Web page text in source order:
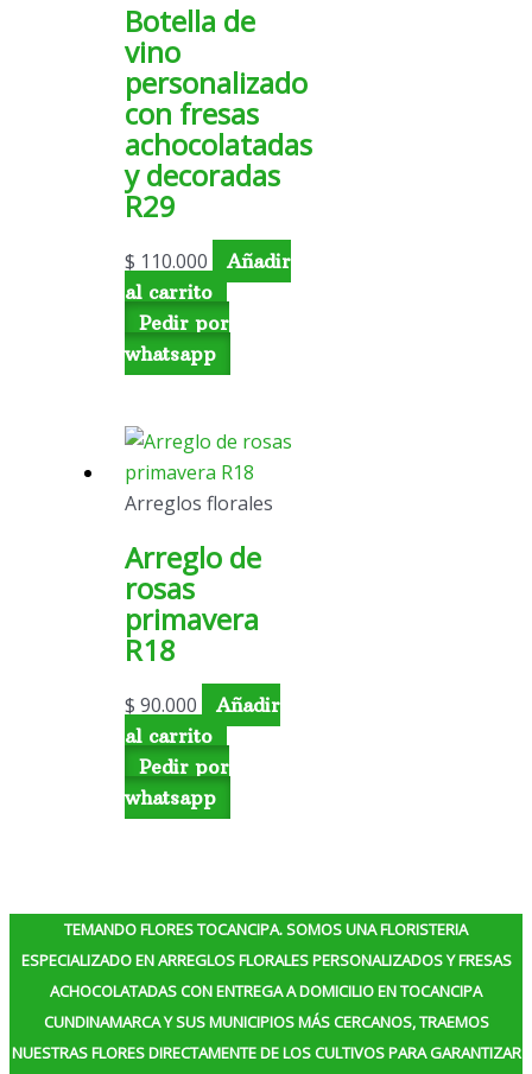
Botella de
vino
personalizado
con fresas
achocolatadas
y decoradas
R29
$ 110.000
Añadir
al carrito
Pedir por
whatsapp
Arreglos florales
Arreglo de
rosas
primavera
R18
$ 90.000
Añadir
al carrito
Pedir por
whatsapp
TEMANDO FLORES TOCANCIPA. SOMOS UNA FLORISTERIA
ESPECIALIZADO EN ARREGLOS FLORALES PERSONALIZADOS Y FRESAS
ACHOCOLATADAS CON ENTREGA A DOMICILIO EN TOCANCIPA
CUNDINAMARCA Y SUS MUNICIPIOS MÁS CERCANOS, TRAEMOS
NUESTRAS FLORES DIRECTAMENTE DE LOS CULTIVOS PARA GARANTIZAR